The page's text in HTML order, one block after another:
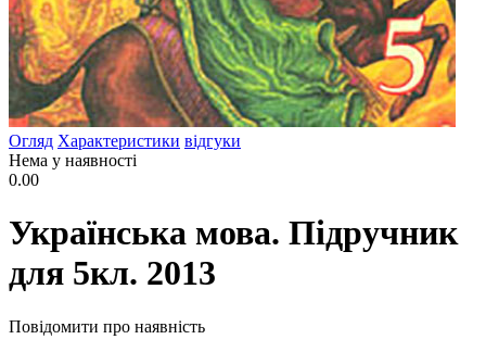
Огляд Характеристики відгуки
Нема у наявності
0.00
Українська мова. Підручник
для 5кл. 2013
Повідомити про наявність